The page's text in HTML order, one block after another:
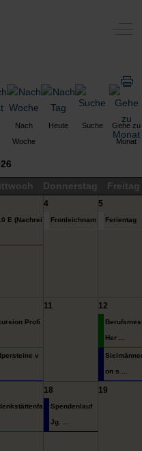
Off-
Nach
Woche
Heute Suche
Gehe zu
Monat
Donnerstag Freitag
E (Nachrei
4
Fronleichnam
5
Ferientag
Profi
v
11 12
Her ...
on s ...
18
Spendenlauf
Jg. ...
19